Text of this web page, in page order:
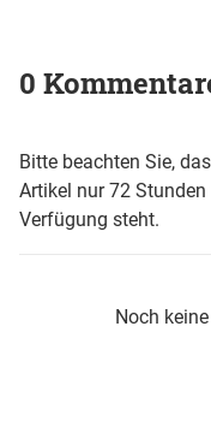
0
Bitte beachten Sie,
Artikel nur 72
Verfügung steht.
Noch